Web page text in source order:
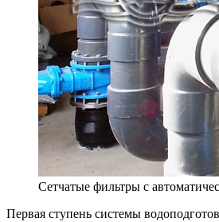
Сетчатые фильтры с
Первая ступень системы